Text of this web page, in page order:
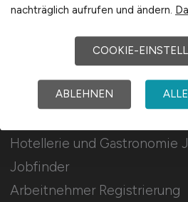
Für Arbeitnehmer
Hotellerie und Gastronomie
Jobfinder
Arbeitnehmer Registrierung
Arbeitgeber Kontakt
Karrierenetzwerk
nachträglich aufrufen und ändern.
COOKIE-
ABLEHNEN